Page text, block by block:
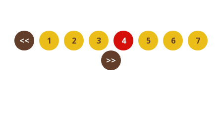
<< 1 2 3 4 5 6
7
>>